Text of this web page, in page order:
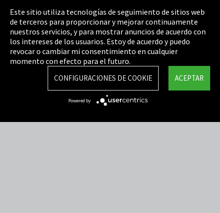
Pie de imprenta
Política de privacidad
Cookie Settings
Términos y Condiciones
Mapa del sitio
Integrity Line
Este sitio utiliza tecnologías de seguimiento de sitios web
de terceros para proporcionar y mejorar continuamente
nuestros servicios, y para mostrar anuncios de acuerdo con
los intereses de los usuarios. Estoy de acuerdo y puedo
revocar o cambiar mi consentimiento en cualquier
momento con efecto para el futuro.
ACEPTAR
CONFIGURACIONES DE COOKIE
Powered by